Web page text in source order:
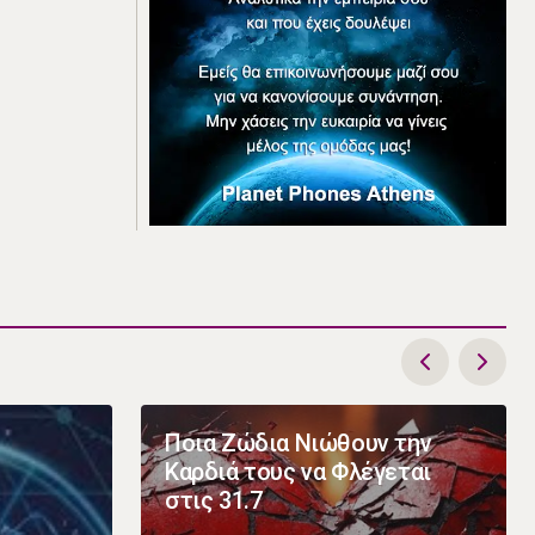
Ποια Ζώδια Νιώθουν την
Καρδιά τους να Φλέγεται
στις 31.7